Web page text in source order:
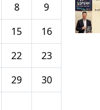
8
9
15
16
22
23
29
30